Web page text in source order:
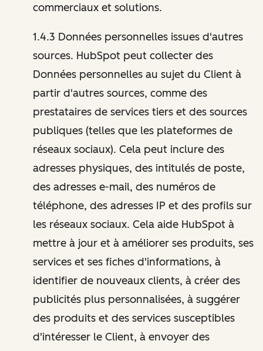
commerciaux et solutions.
1.4.3 Données personnelles issues d'autres
sources. HubSpot peut collecter des
Données personnelles au sujet du Client à
partir d'autres sources, comme des
prestataires de services tiers et des sources
publiques (telles que les plateformes de
réseaux sociaux). Cela peut inclure des
adresses physiques, des intitulés de poste,
des adresses e-mail, des numéros de
téléphone, des adresses IP et des profils sur
les réseaux sociaux. Cela aide HubSpot à
mettre à jour et à améliorer ses produits, ses
services et ses fiches d'informations, à
identifier de nouveaux clients, à créer des
publicités plus personnalisées, à suggérer
des produits et des services susceptibles
d'intéresser le Client, à envoyer des